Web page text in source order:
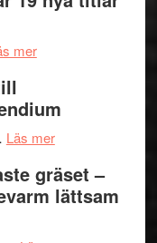
kväll
II
Want
merom
West
presenterar
nya
titlar
Läs merom
Shahab
Mehrabi
gräset –
lättsam